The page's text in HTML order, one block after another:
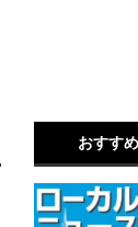
おすす